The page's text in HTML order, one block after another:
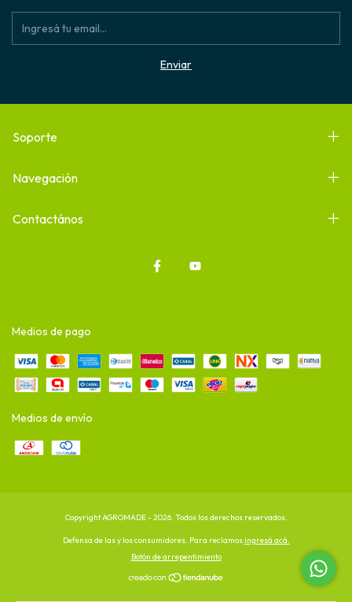
Soporte
Navegación
Contactános
Medios de pago
Medios de envío
Copyright AGROMADE - 2026. Todos los derechos reservados.
Defensa de las y los consumidores. Para reclamosingresá acá.
Botón de arrepentimiento